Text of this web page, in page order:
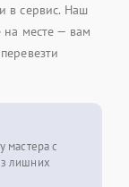
в сервис. Наш
на месте — вам
мастера с
лишних